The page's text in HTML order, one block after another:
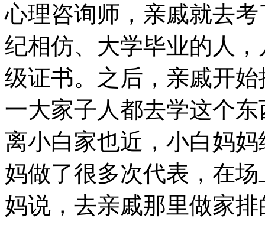
心理咨询师，亲戚就去
纪相仿、大学毕业的人
级证书。之后，亲戚开
一大家子人都去学这个
离小白家也近，小白妈
妈做了很多次代表，在
妈说，去亲戚那里做家